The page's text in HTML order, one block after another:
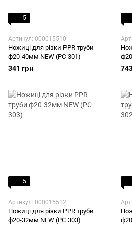
5
Артикул: 000015510
Ножиці для різки PPR труби
ф20-40мм NEW (PC 301)
341 грн
5
Артикул: 000015512
Ножиці для різки PPR труби
ф20-32мм NEW (PC 303)